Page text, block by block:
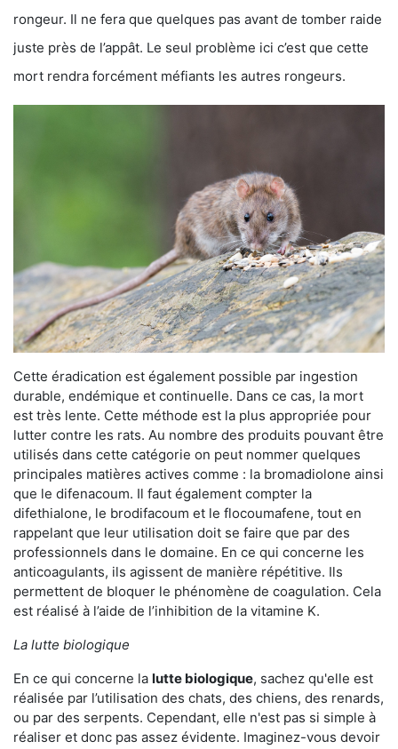
rongeur. Il ne fera que quelques pas avant de tomber raide
juste près de l’appât. Le seul problème ici c’est que cette
mort rendra forcément méfiants les autres rongeurs.
Cette éradication est également possible par ingestion
durable, endémique et continuelle. Dans ce cas, la mort
est très lente. Cette méthode est la plus appropriée pour
lutter contre les rats. Au nombre des produits pouvant être
utilisés dans cette catégorie on peut nommer quelques
principales matières actives comme : la bromadiolone ainsi
que le difenacoum. Il faut également compter la
difethialone, le brodifacoum et le flocoumafene, tout en
rappelant que leur utilisation doit se faire que par des
professionnels dans le domaine. En ce qui concerne les
anticoagulants, ils agissent de manière répétitive. Ils
permettent de bloquer le phénomène de coagulation. Cela
est réalisé à l’aide de l’inhibition de la vitamine K.
La lutte biologique
En ce qui concerne la lutte biologique, sachez qu'elle est
réalisée par l’utilisation des chats, des chiens, des renards,
ou par des serpents. Cependant, elle n'est pas si simple à
réaliser et donc pas assez évidente. Imaginez-vous devoir